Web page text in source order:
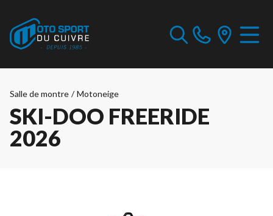
Salle de montre / Motoneige
SKI-DOO FREERIDE
2026